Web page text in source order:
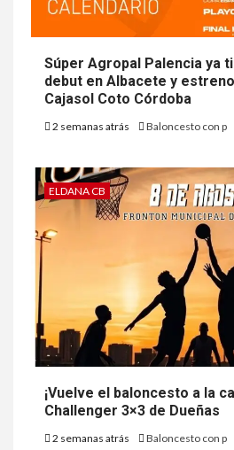
Súper Agropal Palencia ya
debut en Albacete y
Cajasol Coto Córdoba
2 semanas atrás Baloncesto con p
ELDANA CB
¡Vuelve el baloncesto a la
Challenger 3×3 de Dueñas
2 semanas atrás Baloncesto con p